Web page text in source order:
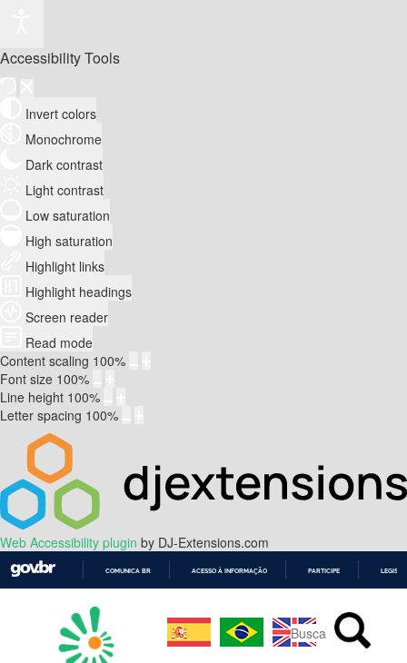
Accessibility Tools
Invert colors
Monochrome
Dark contrast
Light contrast
Low saturation
High saturation
Highlight links
Highlight headings
Screen reader
Read mode
Content scaling 100%
Font size 100%
Line height 100%
Letter spacing 100%
Web Accessibility plugin by DJ-Extensions.com
CONTEÚDO
COMUNICA BR ACESSO À INFORMAÇÃO PARTICIPE